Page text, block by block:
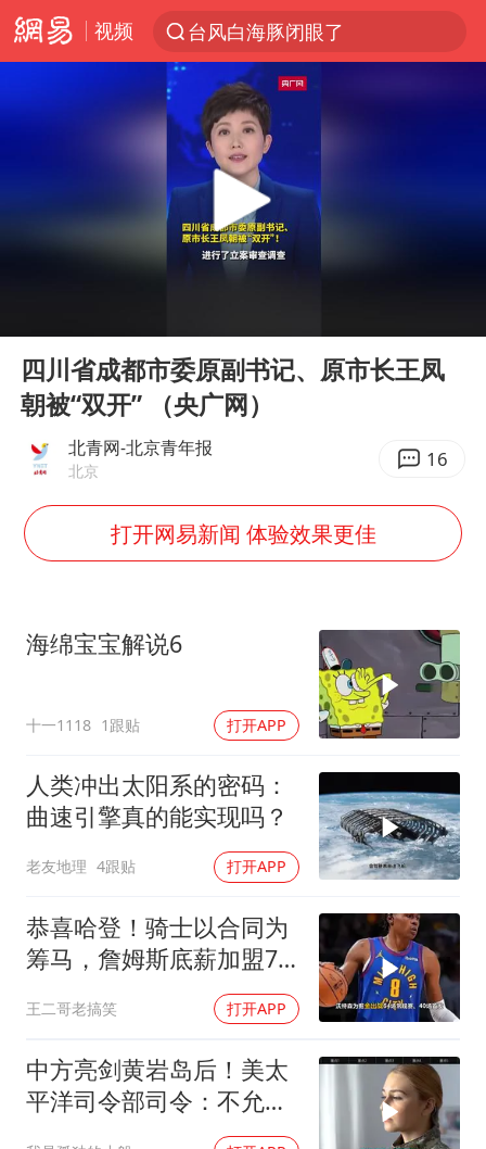
视频
台风白海豚闭眼了
香港宏福苑火灾或由烟头引起
浙江台州《告全体市民书》
多所高校取消艺考
陕西柞水泥石流已致2死 仍有1人失联
22岁女生独闯南太行失联12天
张本智和：零封向鹏不意外
微信新功能：你可以“撤回”你的撤回
浙江最强风雨时段已锁定
万岁山接盘烂尾恒大文旅城
老人被城管撞倒后离世亲属质疑记录仪
习近平心系体育强国建设
Play
四川省成都市委原副书记、原市长王凤
朝被“双开” （央广网）
北青网-北京青年报
北京 16
打开网易新闻 体验效果更佳
海绵宝宝解说6
十一1118 1跟贴 打开APP
人类冲出太阳系的密码：
曲速引擎真的能实现吗？
老友地理 4跟贴 打开APP
恭喜哈登！骑士以合同为
筹马，詹姆斯底薪加盟76
王二哥老搞笑 打开APP
中方亮剑黄岩岛后！美太
平洋司令部司令：不允许